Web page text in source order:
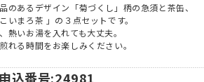
のあるデザイン「菊づくし」柄の急須と茶缶、
いまろ茶 」の３点セットです。
熱いお湯を入れても大丈夫。
れる時間をお楽しみください。
申込番号:24981